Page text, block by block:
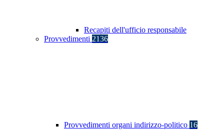
Recapiti dell'ufficio responsabile
Provvedimenti 2136
Provvedimenti organi indirizzo-politico 16